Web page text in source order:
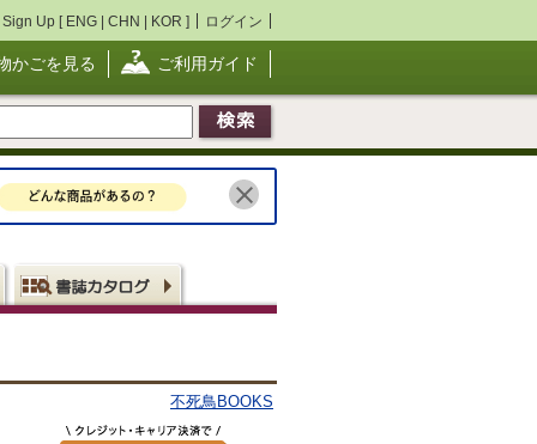
Sign Up [ ENG | CHN | KOR ] ログイン
かごを見る ご利用ガイド
不死鳥BOOKS